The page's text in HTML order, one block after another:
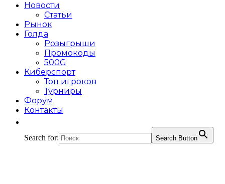
Новости
Статьи
Рынок
Голда
Розыгрыши
Промокоды
500G
Киберспорт
Топ игроков
Турниры
Форум
Контакты
Search for: Search Button